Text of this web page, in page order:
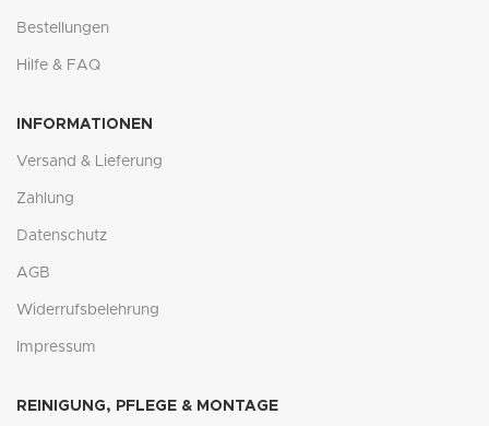
Bestellungen
Hilfe & FAQ
INFORMATIONEN
Versand & Lieferung
Zahlung
Datenschutz
AGB
Widerrufsbelehrung
Impressum
REINIGUNG, PFLEGE & MONTAGE